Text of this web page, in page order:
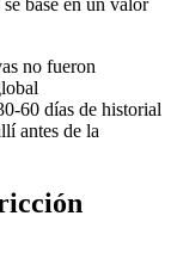
base en un valor
no fueron
60 días de historial
antes de la